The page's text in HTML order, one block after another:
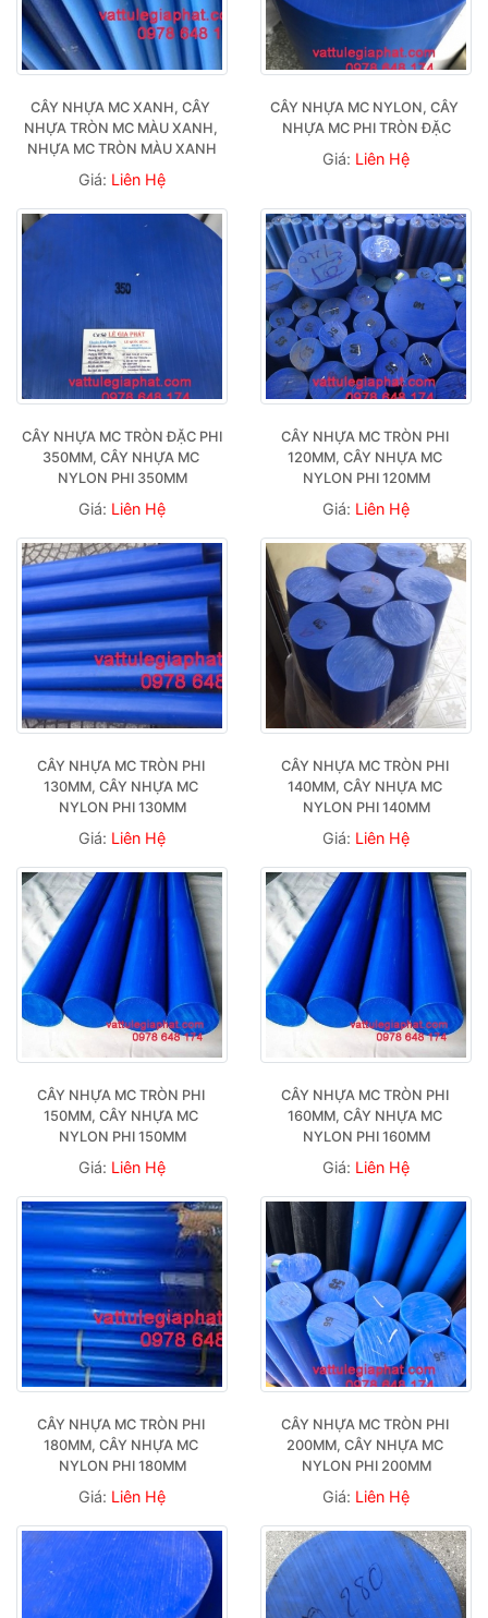
CÂY NHỰA MC XANH, CÂY
NHỰA TRÒN MC MÀU XANH,
NHỰA MC TRÒN MÀU XANH
Giá: Liên Hệ
CÂY NHỰA MC NYLON, CÂY
NHỰA MC PHI TRÒN ĐẶC
Giá: Liên Hệ
CÂY NHỰA MC TRÒN ĐẶC PHI
350MM, CÂY NHỰA MC
NYLON PHI 350MM
Giá: Liên Hệ
CÂY NHỰA MC TRÒN PHI
120MM, CÂY NHỰA MC
NYLON PHI 120MM
Giá: Liên Hệ
CÂY NHỰA MC TRÒN PHI
130MM, CÂY NHỰA MC
NYLON PHI 130MM
Giá: Liên Hệ
CÂY NHỰA MC TRÒN PHI
140MM, CÂY NHỰA MC
NYLON PHI 140MM
Giá: Liên Hệ
CÂY NHỰA MC TRÒN PHI
150MM, CÂY NHỰA MC
NYLON PHI 150MM
Giá: Liên Hệ
CÂY NHỰA MC TRÒN PHI
160MM, CÂY NHỰA MC
NYLON PHI 160MM
Giá: Liên Hệ
CÂY NHỰA MC TRÒN PHI
180MM, CÂY NHỰA MC
NYLON PHI 180MM
Giá: Liên Hệ
CÂY NHỰA MC TRÒN PHI
200MM, CÂY NHỰA MC
NYLON PHI 200MM
Giá: Liên Hệ